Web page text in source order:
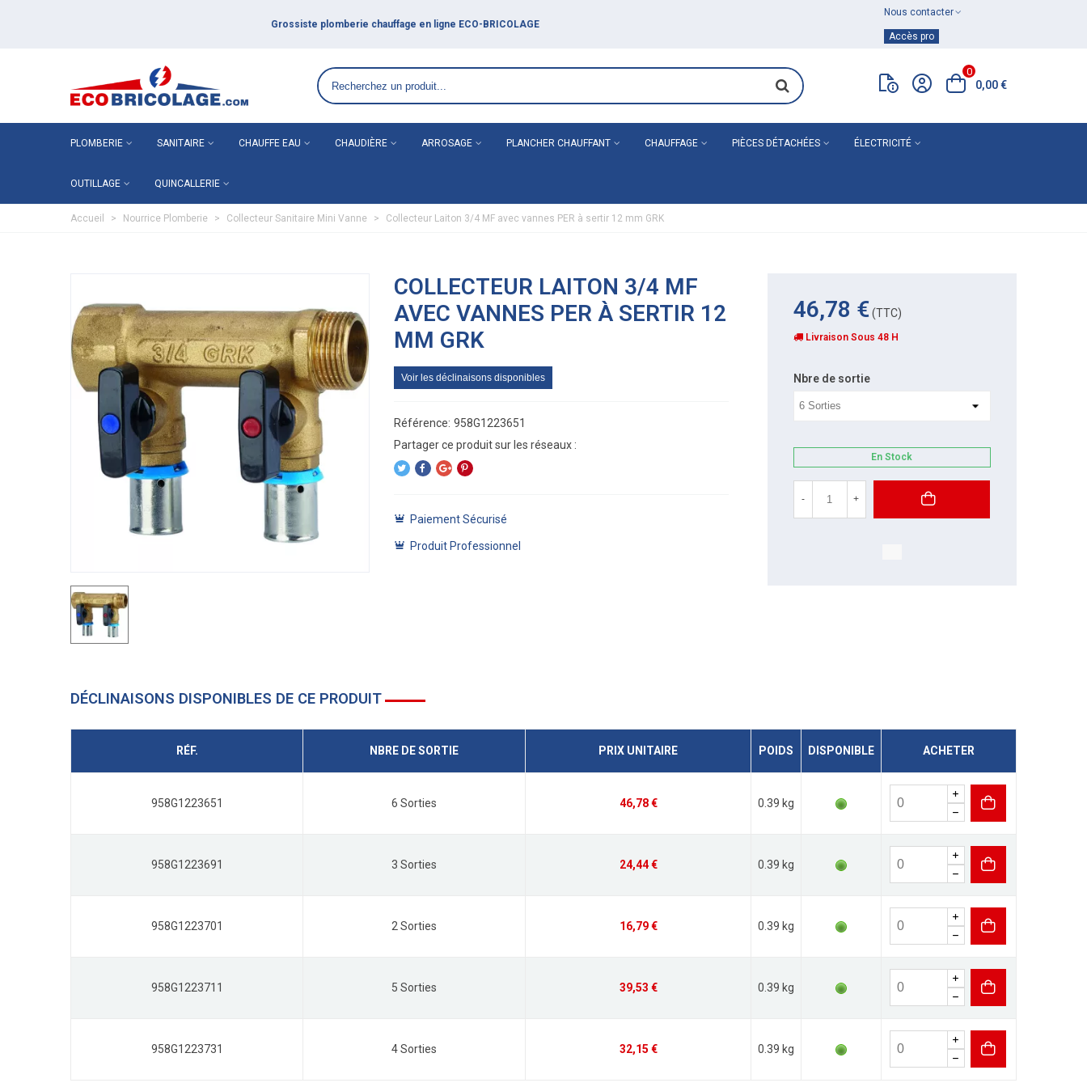
Grossiste plomberie chauffage en ligne ECO-BRICOLAGE
Nous contacter
Accès pro
0
0,00 €
PLOMBERIE SANITAIRE CHAUFFE EAU CHAUDIÈRE ARROSAGE PLANCHER CHAUFFANT CHAUFFAGE PIÈCES DÉTACHÉES ÉLECTRICITÉ
OUTILLAGE QUINCALLERIE
Accueil > Nourrice Plomberie > Collecteur Sanitaire Mini Vanne > Collecteur Laiton 3/4 MF avec vannes PER à sertir 12 mm GRK
COLLECTEUR LAITON 3/4 MF
AVEC VANNES PER À SERTIR 12
MM GRK
Voir les déclinaisons disponibles
Référence: 958G1223651
Paiement Sécurisé
Produit Professionnel
46,78 €(TTC)
Livraison Sous 48 H
Nbre de sortie
En Stock
- +
DÉCLINAISONS DISPONIBLES DE CE PRODUIT
RÉF. NBRE DE SORTIE PRIX UNITAIRE POIDS DISPONIBLE ACHETER
958G1223651 6 Sorties 46,78 € 0.39 kg
958G1223691 3 Sorties 24,44 € 0.39 kg
958G1223701 2 Sorties 16,79 € 0.39 kg
958G1223711 5 Sorties 39,53 € 0.39 kg
958G1223731 4 Sorties 32,15 € 0.39 kg